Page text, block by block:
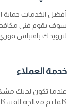
أفضل الخدمات حماية
سوف يقوم فني
لتزويدك باقتباس
خدمة العملاء
عندما تكون لديك
كلما تم معالجة